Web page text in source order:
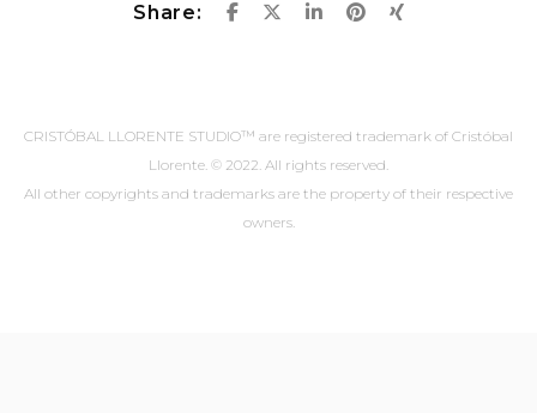
Share:
CRISTÓBAL LLORENTE STUDIO™ are registered trademark of Cristóbal
Llorente. © 2022. All rights reserved.
All other copyrights and trademarks are the property of their respective
owners.